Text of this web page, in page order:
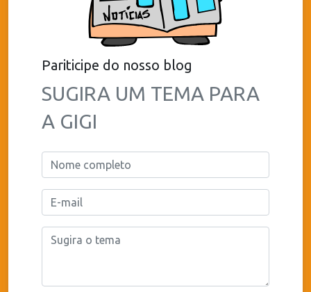
Pariticipe do nosso blog
SUGIRA UM TEMA PARA
A GIGI